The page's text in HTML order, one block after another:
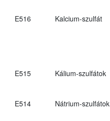
E516 Kalcium-szulfát
E515 Kálium-szulfátok
E514 Nátrium-szulfátok